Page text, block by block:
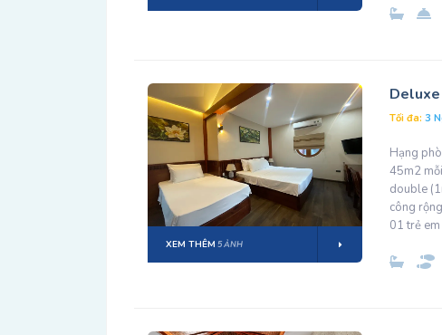
XEM THÊM 5 ẢNH
Tối đa:3
Hạng
45m2
double
công
01 trẻ